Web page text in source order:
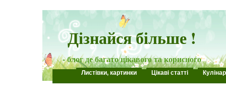
Дізнайся більше !
- блог де багато цікавого та корисного
Листівки, картинки Цікаві статті